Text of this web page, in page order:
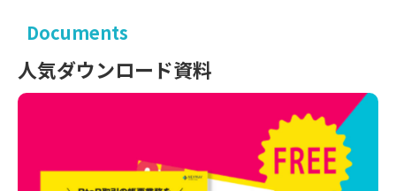
Documents
人気ダウンロード資料